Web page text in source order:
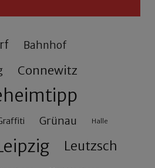
Bahnhof
Connewitz
Grünau Halle
Leutzsch